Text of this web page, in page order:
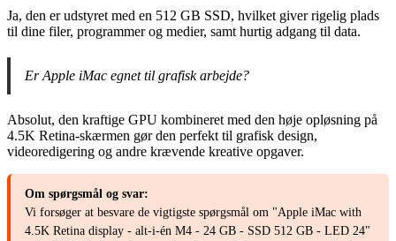
Ja, den er udstyret med en 512 GB SSD, hvilket giver rigelig plads
til dine filer, programmer og medier, samt hurtig adgang til data.
Er Apple iMac egnet til grafisk arbejde?
Absolut, den kraftige GPU kombineret med den høje opløsning på
4.5K Retina-skærmen gør den perfekt til grafisk design,
videoredigering og andre krævende kreative opgaver.
Om spørgsmål og svar:
Vi forsøger at besvare de vigtigste spørgsmål om "Apple iMac with
4.5K Retina display - alt-i-én M4 - 24 GB - SSD 512 GB - LED 24"